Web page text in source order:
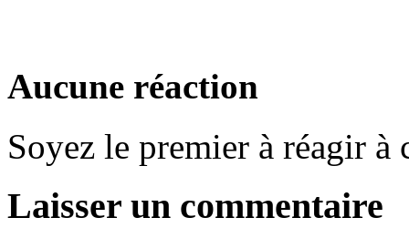
Aucune réaction
Soyez le premier à réagir à
Laisser un commentaire